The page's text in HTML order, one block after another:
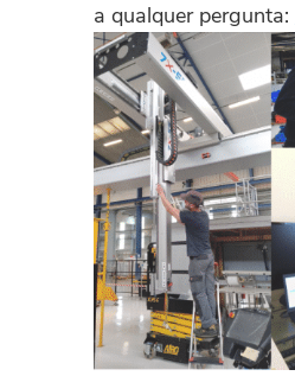
a qualquer pergunta: